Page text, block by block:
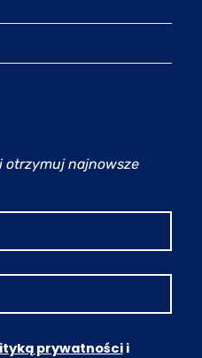
otrzymuj najnowsze
prywatnościi